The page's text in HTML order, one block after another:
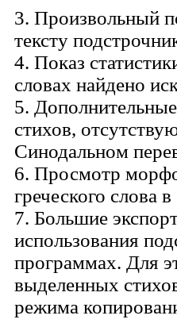
3. Произвольный
тексту
4. Показ
словах найдено
5.
стихов,
Синодальном
6. Просмотр
греческого слова
7. Большие
использования
программах. Для
выделенных
режима